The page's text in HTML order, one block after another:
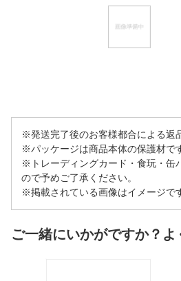
※発送完了後のお客様都合による返
※パッケージは商品本体の保護材で
※トレーディングカード・食玩・缶
ので予めご了承ください。
※掲載されている画像はイメージで
ご一緒にいかがですか？